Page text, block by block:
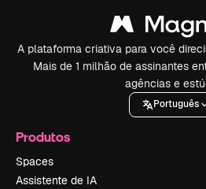
A plataforma criativa para você
Mais de 1 milhão de assinantes
agências e
Português
Produtos
Spaces
Assistente de IA